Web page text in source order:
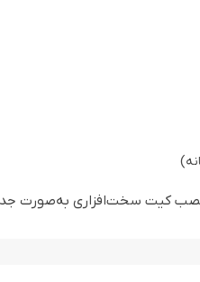
نصب کیت سخت‌افزاری به‌صورت